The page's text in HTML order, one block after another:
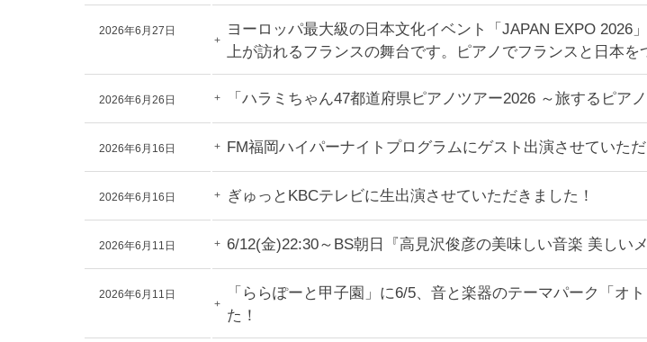
2026年6月27日
ヨーロッパ最大級の日本文化イベント「JAPAN EXPO
上が訪れるフランスの舞台です。ピアノでフランスと日本
2026年6月26日 「ハラミちゃん47都道府県ピアノツアー2026 ～旅するピア
2026年6月16日 FM福岡ハイパーナイトプログラムにゲスト出演させていただ
2026年6月16日 ぎゅっとKBCテレビに生出演させていただきました！
2026年6月11日 6/12(金)22:30～BS朝日『高見沢俊彦の美味しい音楽 美しい
2026年6月11日
「ららぽーと甲子園」に6/5、音と楽器のテーマパーク「オ
た！